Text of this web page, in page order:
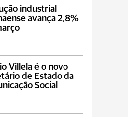
industrial
avança 2,8%
Villela é o novo
de Estado da
Social